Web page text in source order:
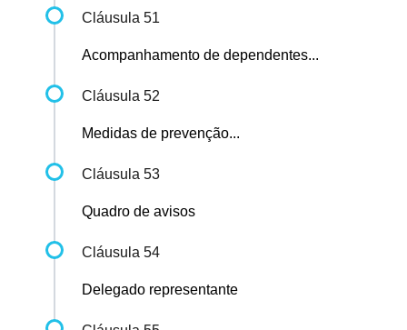
Cláusula 51
Acompanhamento de dependentes...
Cláusula 52
Medidas de prevenção...
Cláusula 53
Quadro de avisos
Cláusula 54
Delegado representante